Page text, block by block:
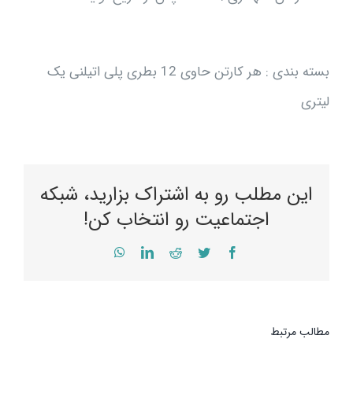
بسته بندی : هر کارتن حاوی 12 بطری پلی اتیلنی یک
لیتری
این مطلب رو به اشتراک بزارید، شبکه
اجتماعیت رو انتخاب کن!
Facebook
Twitter
Reddit
LinkedIn
WhatsApp
مطالب مرتبط